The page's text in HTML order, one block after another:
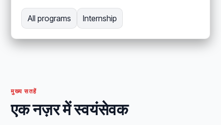
All programs Internship
मुख्य सतहें
एक नज़र में स्वयंसेवक